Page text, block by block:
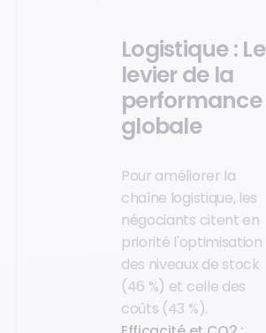
Logistique : Le
levier de la
performance
globale
Pour améliorer la
chaîne logistique, les
négociants citent en
priorité l'optimisation
des niveaux de stock
(46 %) et celle des
coûts (43 %).